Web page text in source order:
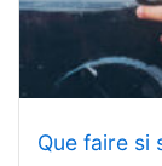
Que faire si